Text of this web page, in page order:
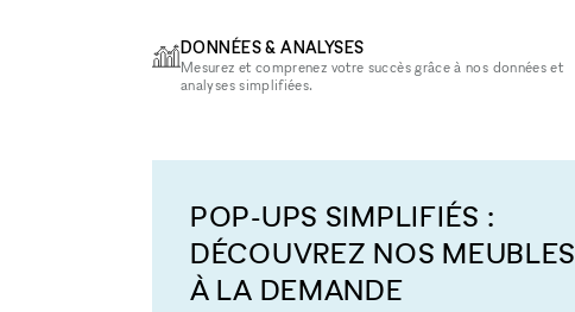
DONNÉES & ANALYSES
Mesurez et comprenez votre succès grâce à nos données et
analyses simplifiées.
POP-UPS SIMPLIFIÉS :
DÉCOUVREZ NOS MEUBLES
À LA DEMANDE